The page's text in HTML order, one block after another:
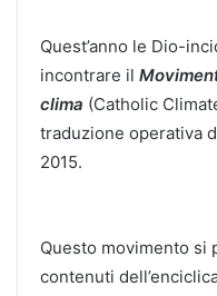
Quest’anno le Dio-
incontrare il
clima (Catholic
traduzione operativa
2015.
Questo movimento si
contenuti